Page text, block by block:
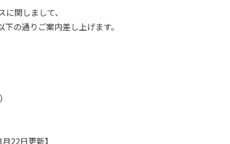
関しまして、
の通りご案内差し上げます。
22日更新】